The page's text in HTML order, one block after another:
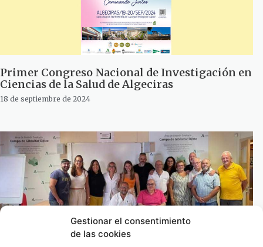
Gestionar el consentimiento
de las cookies
Primer Congreso Nacional de Investigación en
Ciencias de la Salud de Algeciras
18 de septiembre de 2024